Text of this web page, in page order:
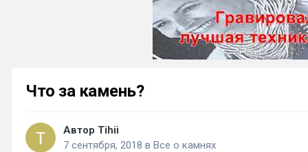
Что за камень?
Автор Tihii
7 сентября, 2018 в Все о камнях